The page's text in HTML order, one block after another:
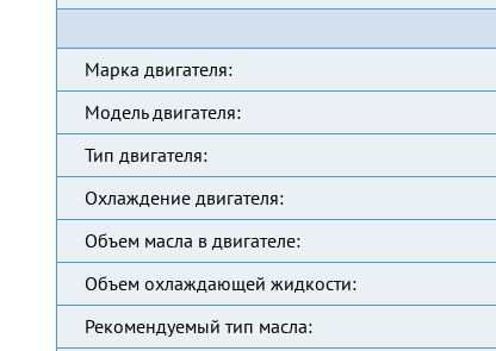
Марка двигателя:
Модель двигателя:
Тип двигателя:
Охлаждение двигателя:
Объем масла в двигателе:
Объем охлаждающей жидкости:
Рекомендуемый тип масла: